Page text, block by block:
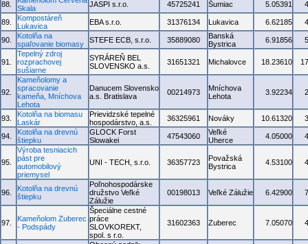
88.
Skala
JASPI s.r.o. 45725241 Šumiac 5.05391
89.
Kompostáreň
Lukavica
EBA s.r.o. 31376134 Lukavica 6.62185
90.
Kotolňa na
spaľovanie biomasy
STEFE ECB, s.r.o. 35889080
Banská
Bystrica
6.91856
91.
Tepelný zdroj
rozprachovej
sušiarne
SYRÁREŇ BEL
SLOVENSKO a.s.
31651321 Michalovce 18.23610
92.
Kameňolomy a
spracovanie
kameňa, Mníchova
Lehota
Danucem Slovensko
a.s. Bratislava
00214973
Mníchova
Lehota
3.92234
93.
Kotolňa na biomasu
Laskár
Prievidzské tepelné
hospodárstvo, a.s.
36325961 Nováky 10.61320
94.
Kotolňa na drevnú
štiepku
GLOCK Forst
Slowakei
47543060
Veľké
Uherce
4.05000
95.
Výroba tesniacich
pást pre
automobilový
priemysel
UNI - TECH, s.r.o. 36357723
Považská
Bystrica
4.53100
96.
Kotolňa na drevnú
štiepku
Poľnohospodárske
družstvo Veľké
Zálužie
00198013 Veľké Zálužie 6.42900
97.
Kameňolom Zuberec
- Podspády
Špeciálne cestné
práce
SLOVKOREKT,
spol. s r.o.
31602363 Zuberec 7.05070